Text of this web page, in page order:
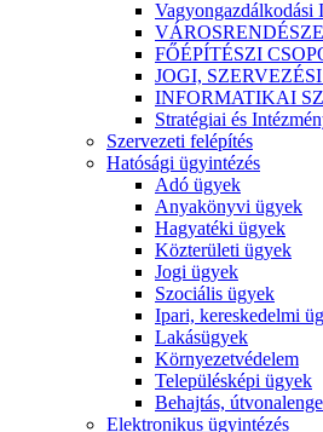
Vagyongazdálkodási
FŐÉPÍTÉSZI
JOGI,
INFORMATIKAI
Stratégiai és
Szervezeti felépítés
Hatósági ügyintézés
Adó ügyek
Anyakönyvi ügyek
Hagyatéki ügyek
Közterületi ügyek
Jogi ügyek
Szociális ügyek
Ipari, kereskedelmi
Lakásügyek
Környezetvédelem
Településképi ügyek
Behajtás,
Elektronikus ügyintézés